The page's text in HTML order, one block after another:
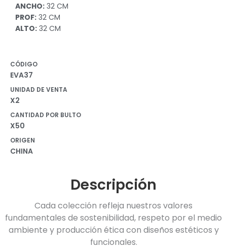
ANCHO: 32 CM
PROF: 32 CM
ALTO: 32 CM
CÓDIGO
EVA37
UNIDAD DE VENTA
X2
CANTIDAD POR BULTO
X50
ORIGEN
CHINA
Descripción
Cada colección refleja nuestros valores
fundamentales de sostenibilidad, respeto por el medio
ambiente y producción ética con diseños estéticos y
funcionales.